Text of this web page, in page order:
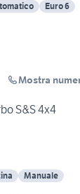
Euro 6
Mostra
S&S 4x4
Manuale